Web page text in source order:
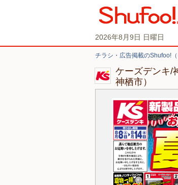
2026年8月9日 日曜日
チラシ・広告掲載のShufoo!（
ケーズデンキ/
神栖市）